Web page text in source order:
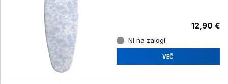
12,90 €
Ni na zalogi
VEČ